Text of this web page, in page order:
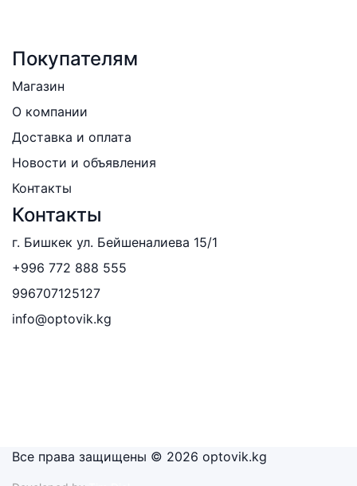
Покупателям
Магазин
О компании
Доставка и оплата
Новости и объявления
Контакты
Контакты
г. Бишкек ул. Бейшеналиева 15/1
+996 772 888 555
996707125127
info@optovik.kg
Все права защищены © 2026 optovik.kg